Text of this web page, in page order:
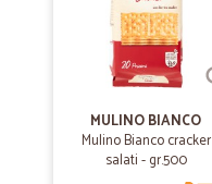
MULINO BIANCO
Mulino Bianco cracker
salati - gr.500